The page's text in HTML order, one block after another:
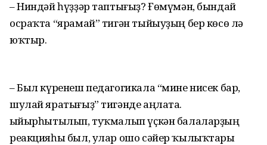
– Ниндәй һүҙҙәр таптығыҙ? Ғөмүмән, бындай
осраҡта “ярамай” тигән тыйыуҙың бер көсө лә
юҡтыр.
– Был күренеш педагогикала “мине нисек бар,
шулай яратығыҙ” тигәнде аңлата.
Ҡыйырһытылып, туҡмалып үҫкән балаларҙың
реакцияһы был, улар ошо сәйер ҡылыҡтары